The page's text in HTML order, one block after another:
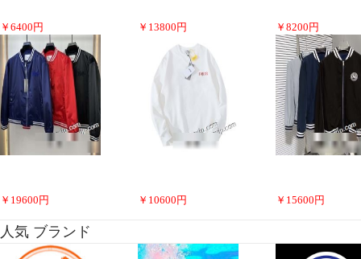
￥ 6400 円 ￥ 13800 円 ￥ 8200 円
￥ 19600 円 ￥ 10600 円 ￥ 15600 円
人気 ブランド